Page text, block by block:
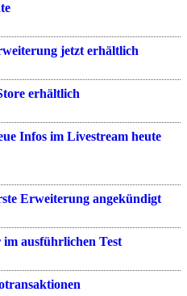
jetzt erhältlich
erhältlich
Infos im Livestream heute
Erweiterung angekündigt
ausführlichen Test